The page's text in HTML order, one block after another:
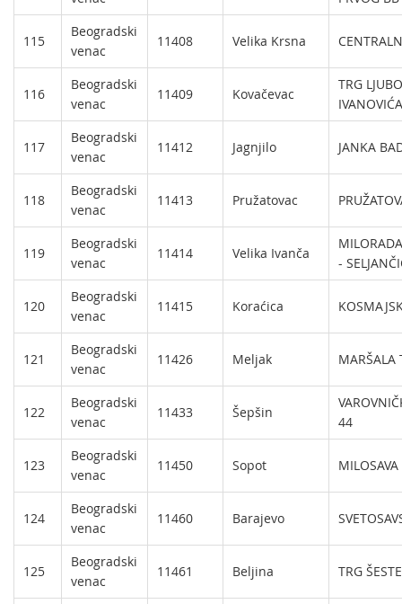
115
Beogradski
venac
11408 Velika Krsna
116
Beogradski
venac
11409 Kovačevac
TRG
117
Beogradski
venac
11412 Jagnjilo JANKA
118
Beogradski
venac
11413 Pružatovac
119
Beogradski
venac
11414 Velika Ivanča
-
120
Beogradski
venac
11415 Koraćica
121
Beogradski
venac
11426 Meljak MARŠALA
122
Beogradski
venac
11433 Šepšin
44
123
Beogradski
venac
11450 Sopot
124
Beogradski
venac
11460 Barajevo
125
Beogradski
venac
11461 Beljina TRG